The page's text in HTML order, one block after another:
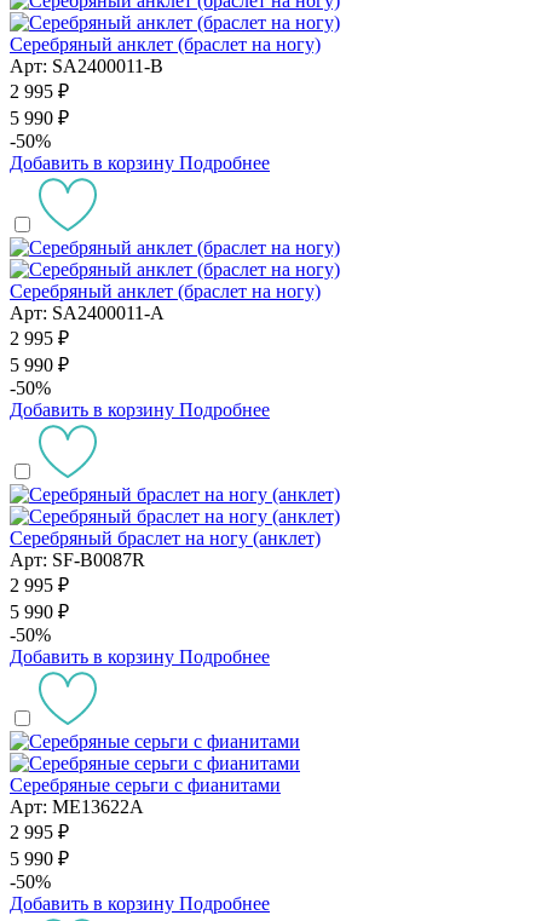
Серебряный анклет (браслет на ногу)
Арт: SA2400011-B
2 995 ₽
5 990 ₽
-50%
Добавить в корзину Подробнее
Серебряный анклет (браслет на ногу)
Арт: SA2400011-A
2 995 ₽
5 990 ₽
-50%
Добавить в корзину Подробнее
Серебряный браслет на ногу (анклет)
Арт: SF-B0087R
2 995 ₽
5 990 ₽
-50%
Добавить в корзину Подробнее
Серебряные серьги с фианитами
Арт: ME13622A
2 995 ₽
5 990 ₽
-50%
Добавить в корзину Подробнее